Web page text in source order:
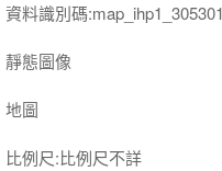
資料識別碼
靜態圖像
地圖
比例尺:比例尺不詳